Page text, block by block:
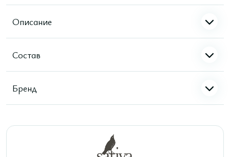
Описание
Состав
Бренд